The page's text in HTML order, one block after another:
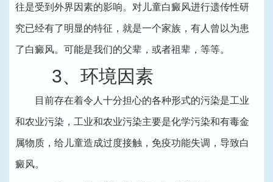
往是受到外界因素的影响。对儿童白癜风进行遗传性研
究已经有了明显的特征，就是一个家族，有人曾以为患
了白癜风。可能是我们的父辈，或者祖辈，等等。
3、环境因素
目前存在着令人十分担心的各种形式的污染是工业
和农业污染，工业和农业污染主要是化学污染和有毒金
属物质，给儿童造成过度接触，免疫功能失调，导致白
癜风。